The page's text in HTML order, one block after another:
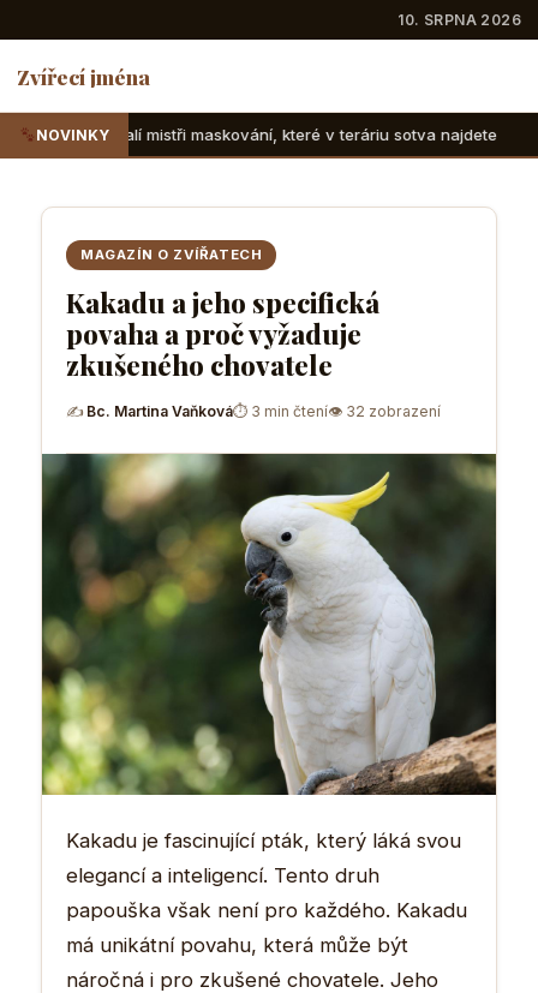
10. SRPNA 2026
Zvířecí jména
NOVINKY
maskování, které v teráriu sotva najdete Suchozemské
MAGAZÍN O ZVÍŘATECH
Kakadu a jeho specifická
povaha a proč vyžaduje
zkušeného chovatele
✍ Bc. Martina Vaňková⏱ 3 min čtení👁 32 zobrazení
Kakadu je fascinující pták, který láká svou
elegancí a inteligencí. Tento druh
papouška však není pro každého. Kakadu
má unikátní povahu, která může být
náročná i pro zkušené chovatele. Jeho